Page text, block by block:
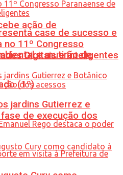
ação de
e mutirão de
(1º)
case de sucesso e
11º Congresso
Digitais e Inteligentes
jardins Gutierrez e
de execução dos